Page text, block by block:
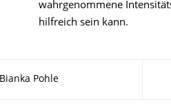
wahrgenommene
hilfreich sein kann.
Bianka Pohle